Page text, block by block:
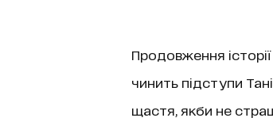
Продовження
чинить підступи
щастя, якби не